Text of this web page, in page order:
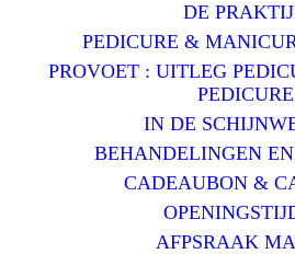
DE
PEDICURE &
PROVOET : UITLEG
PEDICURE
IN DE
BEHANDELINGEN
CADEAUBON &
AFPSRAAK